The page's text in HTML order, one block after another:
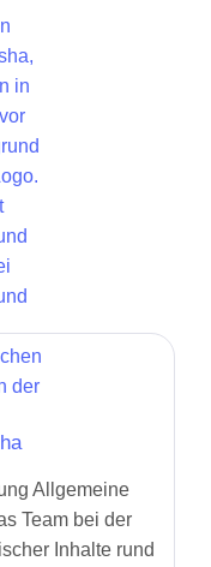
Allgemeine
Team bei der
Inhalte rund